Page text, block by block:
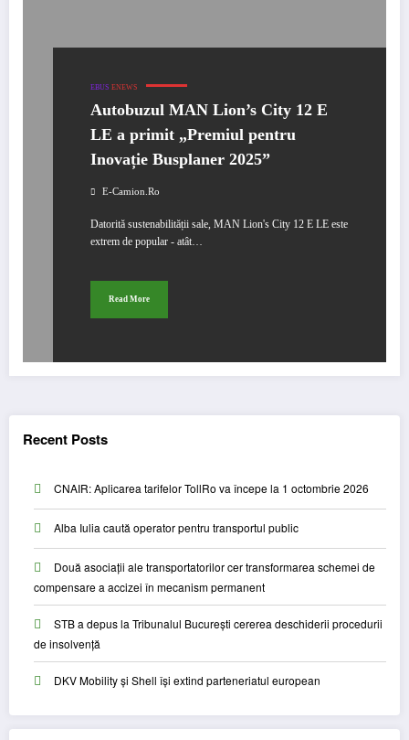
EBUS ENEWS
Autobuzul MAN Lion’s City 12 E
LE a primit „Premiul pentru
Inovație Busplaner 2025”
E-Camion.ro
Datorită sustenabilității sale, MAN Lion's City 12 E LE este
extrem de popular - atât…
Read More
Recent Posts
CNAIR: Aplicarea tarifelor TollRo va începe la 1 octombrie 2026
Alba Iulia caută operator pentru transportul public
Două asociații ale transportatorilor cer transformarea schemei de
compensare a accizei în mecanism permanent
STB a depus la Tribunalul București cererea deschiderii procedurii
de insolvență
DKV Mobility și Shell își extind parteneriatul european